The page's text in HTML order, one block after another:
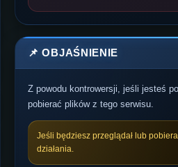
📌 OBJAŚNIENIE
Z powodu kontrowersji, jeśli jesteś
pobierać plików z tego serwisu.
Jeśli będziesz przeglądał lub
działania.